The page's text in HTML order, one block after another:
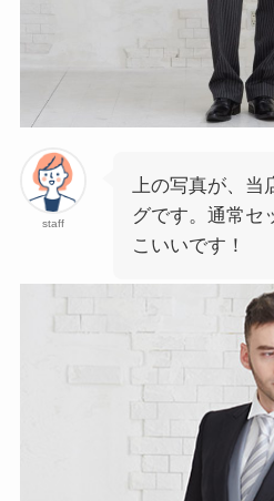
staff
上の写真が、当
グです。通常セ
こいいです！